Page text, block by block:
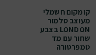
קומקום חשמלי
מעוצב סלמור
LONDON בצבע
שחור עם מד
טמפרטורה